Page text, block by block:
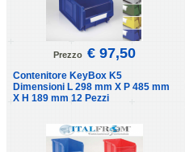
Prezzo € 97,50
Contenitore KeyBox K5
Dimensioni L 298 mm X P 485 mm
X H 189 mm 12 Pezzi